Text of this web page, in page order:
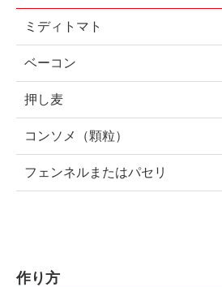
ミディトマト
ベーコン
押し麦
コンソメ（顆粒）
フェンネルまたはパセリ
作り方